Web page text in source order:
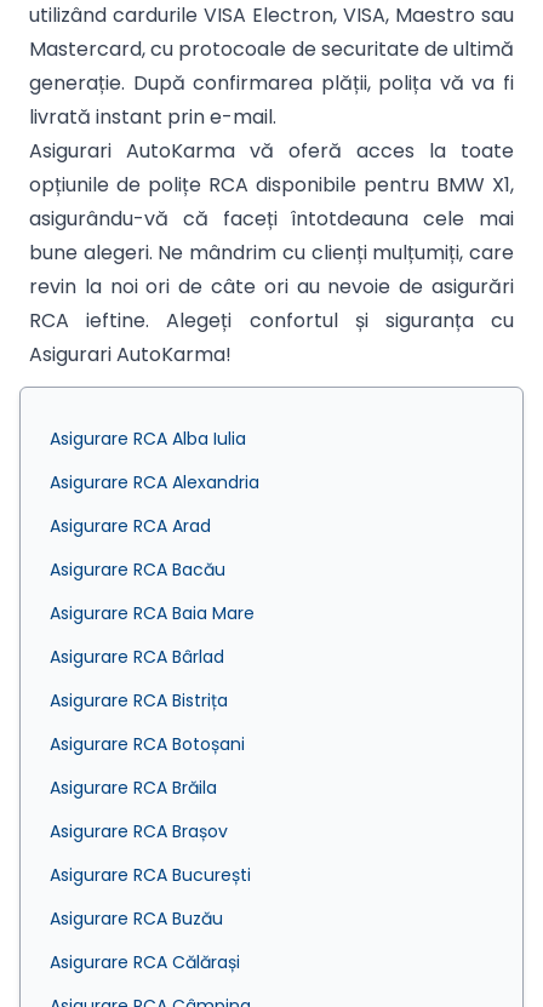
utilizând cardurile VISA Electron, VISA, Maestro sau
Mastercard, cu protocoale de securitate de ultimă
generație. După confirmarea plății, polița vă va fi
livrată instant prin e-mail.
Asigurari AutoKarma vă oferă acces la toate
opțiunile de polițe RCA disponibile pentru BMW X1,
asigurându-vă că faceți întotdeauna cele mai
bune alegeri. Ne mândrim cu clienți mulțumiți, care
revin la noi ori de câte ori au nevoie de asigurări
RCA ieftine. Alegeți confortul și siguranța cu
Asigurari AutoKarma!
Asigurare RCA Alba Iulia
Asigurare RCA Alexandria
Asigurare RCA Arad
Asigurare RCA Bacău
Asigurare RCA Baia Mare
Asigurare RCA Bârlad
Asigurare RCA Bistrița
Asigurare RCA Botoșani
Asigurare RCA Brăila
Asigurare RCA Brașov
Asigurare RCA București
Asigurare RCA Buzău
Asigurare RCA Călărași